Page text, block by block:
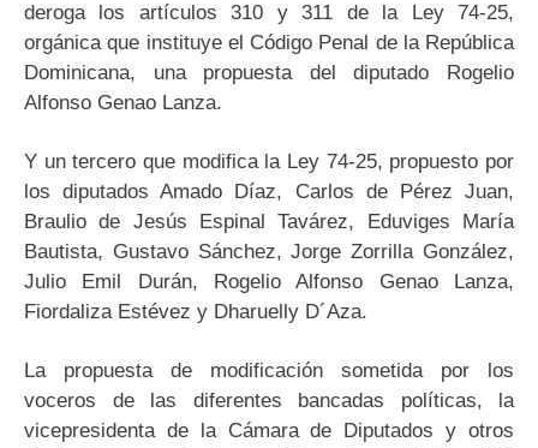
deroga los artículos 310 y 311 de la Ley 74-25,
orgánica que instituye el Código Penal de la República
Dominicana, una propuesta del diputado Rogelio
Alfonso Genao Lanza.
Y un tercero que modifica la Ley 74-25, propuesto por
los diputados Amado Díaz, Carlos de Pérez Juan,
Braulio de Jesús Espinal Tavárez, Eduviges María
Bautista, Gustavo Sánchez, Jorge Zorrilla González,
Julio Emil Durán, Rogelio Alfonso Genao Lanza,
Fiordaliza Estévez y Dharuelly D´Aza.
La propuesta de modificación sometida por los
voceros de las diferentes bancadas políticas, la
vicepresidenta de la Cámara de Diputados y otros